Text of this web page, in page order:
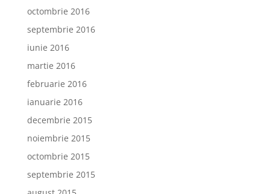
octombrie 2016
septembrie 2016
iunie 2016
martie 2016
februarie 2016
ianuarie 2016
decembrie 2015
noiembrie 2015
octombrie 2015
septembrie 2015